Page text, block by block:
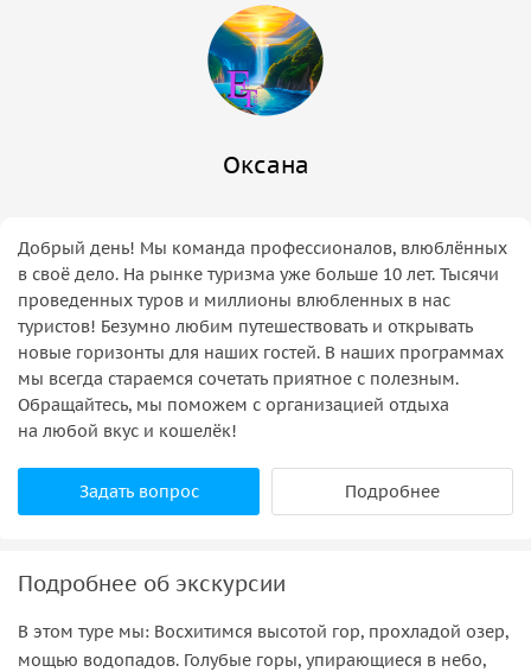
Оксана
Добрый день! Мы команда профессионалов, влюблённых
в своё дело. На рынке туризма уже больше 10 лет. Тысячи
проведенных туров и миллионы влюбленных в нас
туристов! Безумно любим путешествовать и открывать
новые горизонты для наших гостей. В наших программах
мы всегда стараемся сочетать приятное с полезным.
Обращайтесь, мы поможем с организацией отдыха
на любой вкус и кошелёк!
Задать вопрос Подробнее
Подробнее об экскурсии
В этом туре мы: Восхитимся высотой гор, прохладой озер,
мощью водопадов. Голубые горы, упирающиеся в небо,